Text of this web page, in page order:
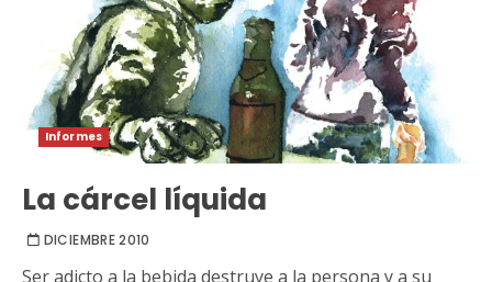
Informes
La cárcel líquida
DICIEMBRE 2010
Ser adicto a la bebida destruye a la persona y a su